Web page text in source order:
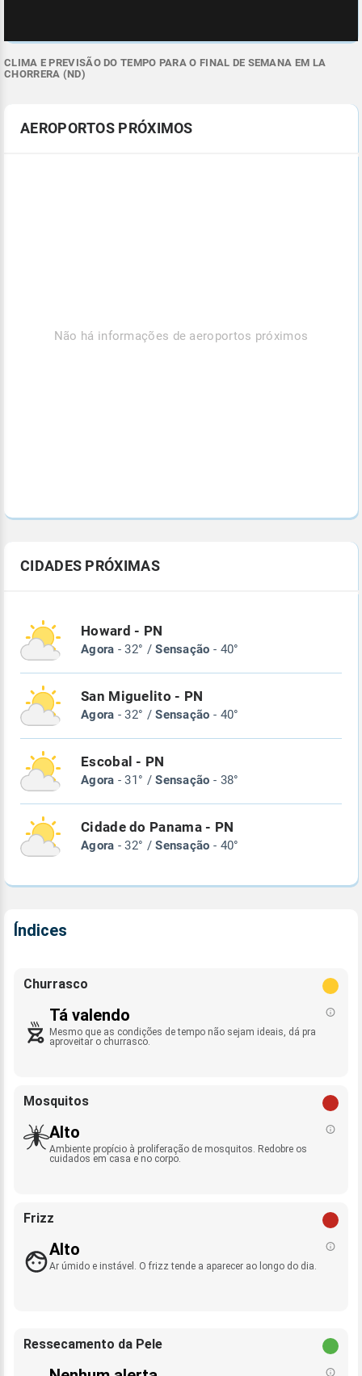
CLIMA E PREVISÃO DO TEMPO PARA O FINAL DE SEMANA EM LA
CHORRERA (ND)
AEROPORTOS PRÓXIMOS
Não há informações de aeroportos próximos
CIDADES PRÓXIMAS
Howard - PN
Agora - 32° /Sensação - 40°
San Miguelito - PN
Agora - 32° /Sensação - 40°
Escobal - PN
Agora - 31° /Sensação - 38°
Cidade do Panama - PN
Agora - 32° /Sensação - 40°
Índices
Churrasco
Tá valendo
Mesmo que as condições de tempo não sejam ideais, dá pra
aproveitar o churrasco.
Mosquitos
Alto
Ambiente propício à proliferação de mosquitos. Redobre os
cuidados em casa e no corpo.
Frizz
Alto
Ar úmido e instável. O frizz tende a aparecer ao longo do dia.
Ressecamento da Pele